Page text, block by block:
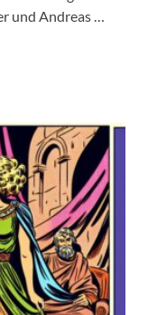
und Andreas …